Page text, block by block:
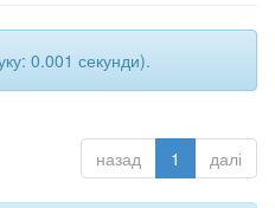
0.001 секунди).
назад 1 далі